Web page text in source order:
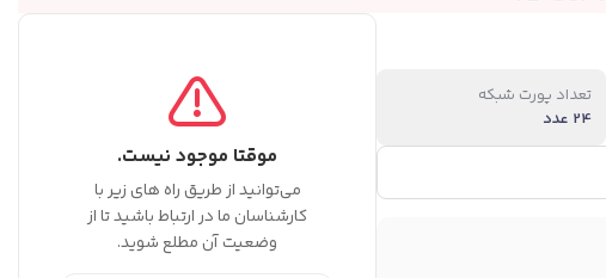
تعداد پورت شبکه
24 عدد
موقتا موجود نیست.
می‌توانید از طریق راه های زیر با
کارشناسان ما در ارتباط باشید تا از
وضعیت آن مطلع شوید.